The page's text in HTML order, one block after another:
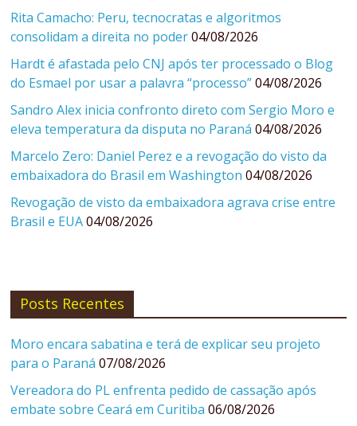
Rita Camacho: Peru, tecnocratas e algoritmos
consolidam a direita no poder 04/08/2026
Hardt é afastada pelo CNJ após ter processado o Blog
do Esmael por usar a palavra “processo” 04/08/2026
Sandro Alex inicia confronto direto com Sergio Moro e
eleva temperatura da disputa no Paraná 04/08/2026
Marcelo Zero: Daniel Perez e a revogação do visto da
embaixadora do Brasil em Washington 04/08/2026
Revogação de visto da embaixadora agrava crise entre
Brasil e EUA 04/08/2026
Posts Recentes
Moro encara sabatina e terá de explicar seu projeto
para o Paraná 07/08/2026
Vereadora do PL enfrenta pedido de cassação após
embate sobre Ceará em Curitiba 06/08/2026